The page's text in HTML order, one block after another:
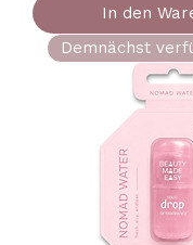
In den
Demnächst